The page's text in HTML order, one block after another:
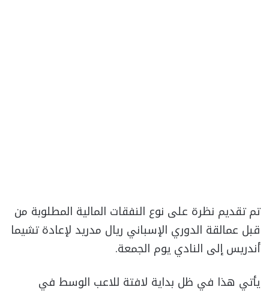
تم تقديم نظرة على نوع النفقات المالية المطلوبة من
قبل عمالقة الدوري الإسباني ريال مدريد لإعادة تشيما
أندريس إلى النادي يوم الجمعة.
يأتي هذا في ظل بداية لافتة للاعب الوسط في